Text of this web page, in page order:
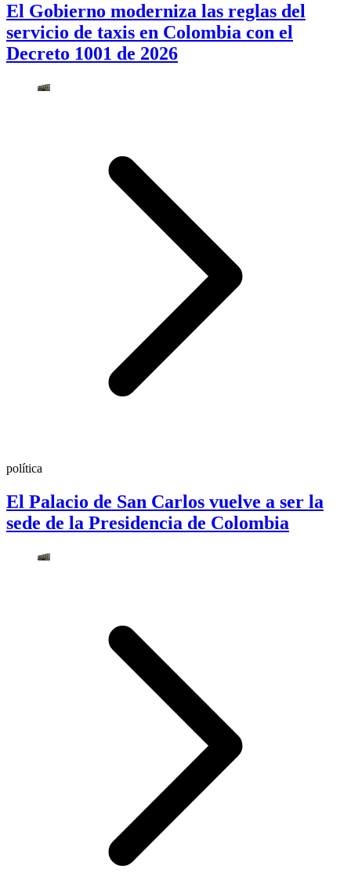
El Gobierno moderniza las reglas del
servicio de taxis en Colombia con el
Decreto 1001 de 2026
política
El Palacio de San Carlos vuelve a ser la
sede de la Presidencia de Colombia